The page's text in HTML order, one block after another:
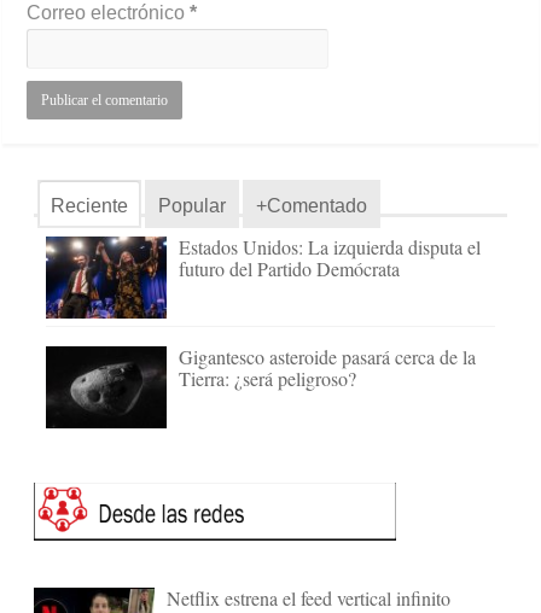
Correo electrónico*
Reciente Popular +Comentado
Estados Unidos: La izquierda disputa el
futuro del Partido Demócrata
Gigantesco asteroide pasará cerca de la
Tierra: ¿será peligroso?
Netflix estrena el feed vertical infinito